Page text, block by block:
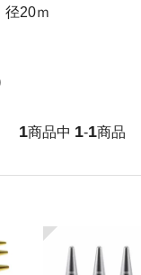
20ｍ
1商品中 1-1商品